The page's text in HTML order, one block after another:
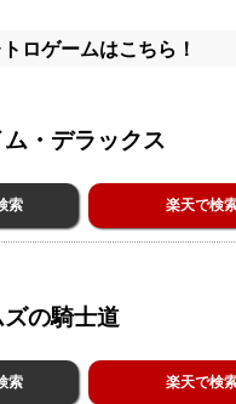
ロゲームはこちら！
・デラックス
索 楽天で検
の騎士道
索 楽天で検